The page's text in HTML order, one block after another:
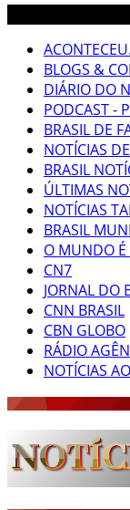
BLOGS &
DIÁRIO DO
PODCAST -
BRASIL DE
NOTÍCIAS
BRASIL
ÚLTIMAS
NOTÍCIAS
BRASIL
O MUNDO É
CN7
JORNAL DO
CNN BRASIL
CBN GLOBO
RÁDIO
NOTÍCIAS